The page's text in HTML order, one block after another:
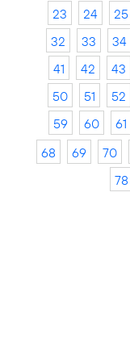
23
24 25
32
33 34
41
42 43
50
51 52
59
60 61
68
69 70
78